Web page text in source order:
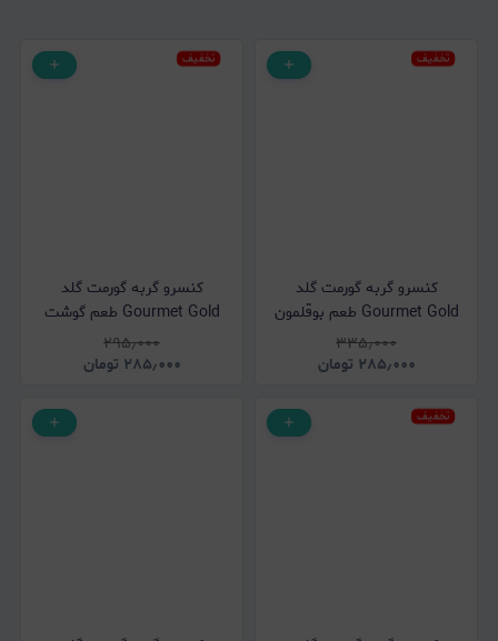
تخفیف
کنسرو گربه گورمت گلد
Gourmet Gold طعم بوقلمون
بافت پته وزن 85 گرم
۳۳۵٫۰۰۰
۲۸۵٫۰۰۰ تومان
تخفیف
کنسرو گربه گورمت گلد
Gourmet Gold طعم گوشت
بافت پته وزن 85 گرم
۲۹۵٫۰۰۰
۲۸۵٫۰۰۰ تومان
تخفیف